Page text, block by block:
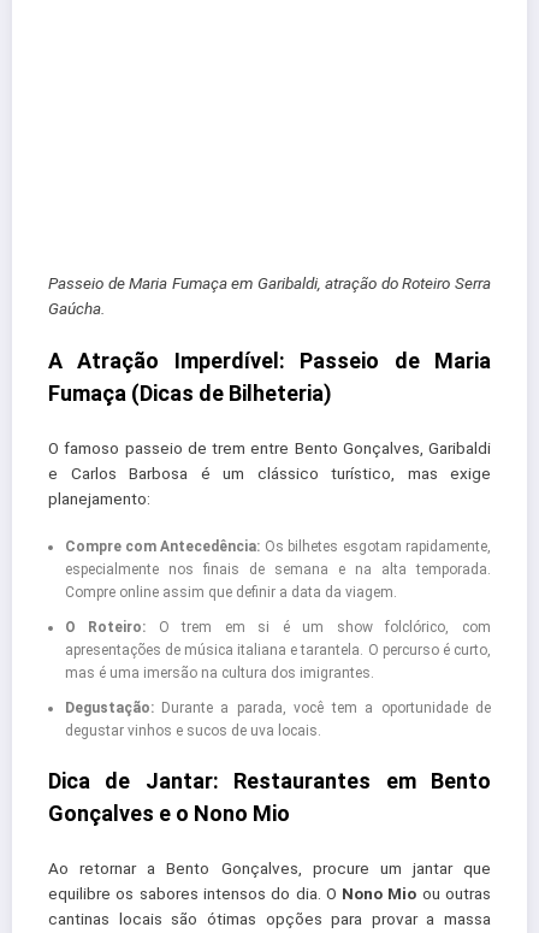
Passeio de Maria Fumaça em Garibaldi, atração do Roteiro Serra
Gaúcha.
A Atração Imperdível: Passeio de Maria
Fumaça (Dicas de Bilheteria)
O famoso passeio de trem entre Bento Gonçalves, Garibaldi
e Carlos Barbosa é um clássico turístico, mas exige
planejamento:
Compre com Antecedência: Os bilhetes esgotam rapidamente,
especialmente nos finais de semana e na alta temporada.
Compre online assim que definir a data da viagem.
O Roteiro: O trem em si é um show folclórico, com
apresentações de música italiana e tarantela. O percurso é curto,
mas é uma imersão na cultura dos imigrantes.
Degustação:Durante a parada, você tem a oportunidade de
degustar vinhos e sucos de uva locais.
Dica de Jantar: Restaurantes em Bento
Gonçalves e o Nono Mio
Ao retornar a Bento Gonçalves, procure um jantar que
equilibre os sabores intensos do dia. O Nono Mio ou outras
cantinas locais são ótimas opções para provar a massa